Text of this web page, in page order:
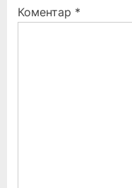
o
:
Коментар *